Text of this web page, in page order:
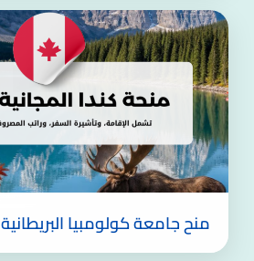
منح جامعة كولومبيا البريطانية